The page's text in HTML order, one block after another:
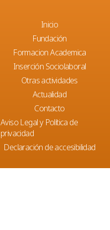
Inicio
Fundación
Formacion Academica
Inserción Sociolaboral
Otras actividades
Actualidad
Contacto
Aviso Legal y Política de
privacidad
Declaración de accesibilidad